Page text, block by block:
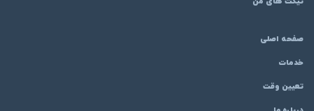
صفحه اصلی
خدمات
تعیین وقت